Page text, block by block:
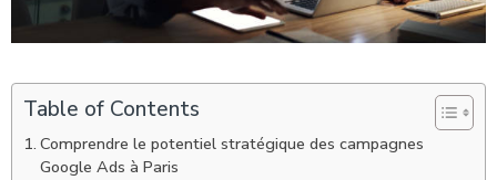
Table of Contents
Comprendre le potentiel stratégique des campagnes
Google Ads à Paris